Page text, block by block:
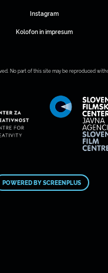
Instagram
Kolofon in impresum
No part of this site may be reproduced
POWERED BY SCREENPLUS